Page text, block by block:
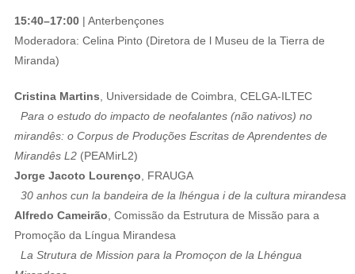
15:40–17:00 | Anterbençones
Moderadora: Celina Pinto (Diretora de l Museu de la Tierra de
Miranda)
Cristina Martins , Universidade de Coimbra, CELGA-ILTEC
Para o estudo do impacto de neofalantes (não nativos) no
mirandês: o Corpus de Produções Escritas de Aprendentes de
Mirandês L2 (PEAMirL2)
Jorge Jacoto Lourenço , FRAUGA
30 anhos cun la bandeira de la lhéngua i de la cultura mirandesa
Alfredo Cameirão , Comissão da Estrutura de Missão para a
Promoção da Língua Mirandesa
La Strutura de Mission para la Promoçon de la Lhéngua